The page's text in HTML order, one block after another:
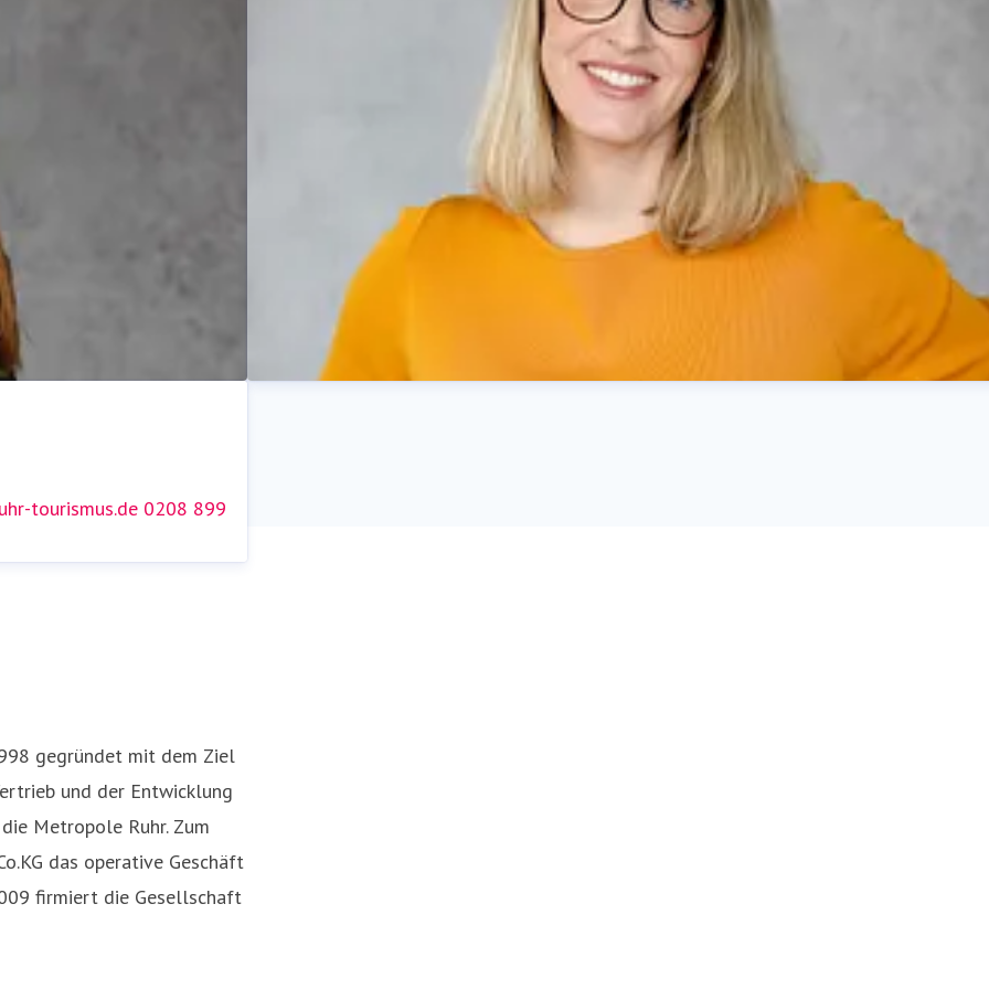
tourismus.de
tourismus.de 0208 899
gegründet mit dem Ziel
und der Entwicklung
Metropole Ruhr. Zum
das operative Geschäft
firmiert die Gesellschaft